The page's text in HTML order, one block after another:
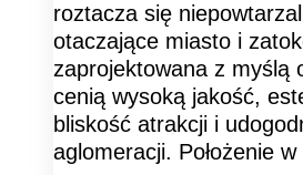
roztacza się
otaczające miasto i
zaprojektowana z myślą
cenią wysoką jakość,
bliskość atrakcji i
aglomeracji. Położenie w